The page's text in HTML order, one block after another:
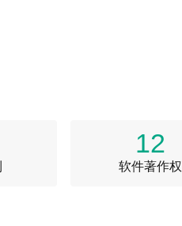
12
软件著作权